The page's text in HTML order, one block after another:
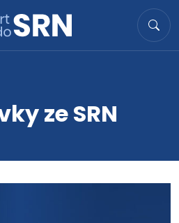
ze SRN